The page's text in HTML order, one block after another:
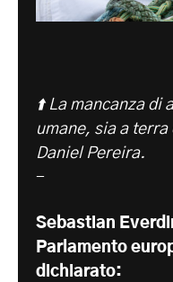
⬆️ La mancanza di
umane, sia a terra
Daniel Pereira.
-
Sebastian
Parlamento
dichiarato: